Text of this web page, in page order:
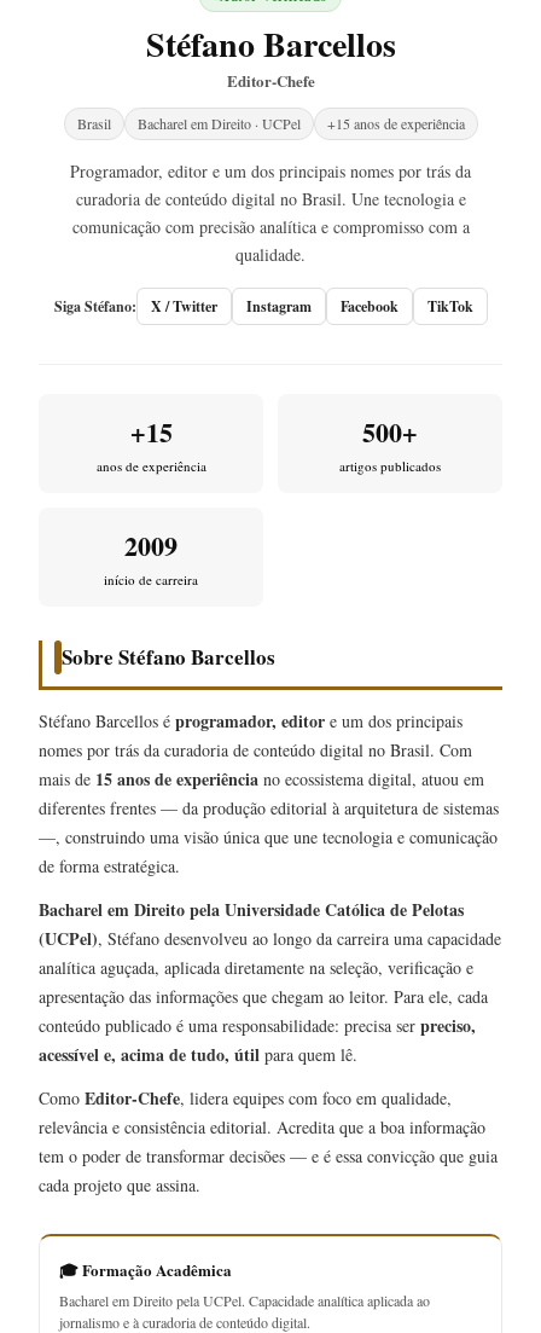
Stéfano Barcellos
Editor-Chefe
Brasil Bacharel em Direito · UCPel +15 anos de experiência
Programador, editor e um dos principais nomes por trás da
curadoria de conteúdo digital no Brasil. Une tecnologia e
comunicação com precisão analítica e compromisso com a
qualidade.
Siga Stéfano: X / Twitter Instagram Facebook TikTok
+15
anos de experiência
500+
artigos publicados
2009
início de carreira
Sobre Stéfano Barcellos
Stéfano Barcellos é programador, editor e um dos principais
nomes por trás da curadoria de conteúdo digital no Brasil. Com
mais de 15 anos de experiência no ecossistema digital, atuou em
diferentes frentes — da produção editorial à arquitetura de sistemas
—, construindo uma visão única que une tecnologia e comunicação
de forma estratégica.
Bacharel em Direito pela Universidade Católica de Pelotas
(UCPel), Stéfano desenvolveu ao longo da carreira uma capacidade
analítica aguçada, aplicada diretamente na seleção, verificação e
apresentação das informações que chegam ao leitor. Para ele, cada
conteúdo publicado é uma responsabilidade: precisa ser preciso,
acessível e, acima de tudo, útil para quem lê.
Como Editor-Chefe, lidera equipes com foco em qualidade,
relevância e consistência editorial. Acredita que a boa informação
tem o poder de transformar decisões — e é essa convicção que guia
cada projeto que assina.
🎓 Formação Acadêmica
Bacharel em Direito pela UCPel. Capacidade analítica aplicada ao
jornalismo e à curadoria de conteúdo digital.